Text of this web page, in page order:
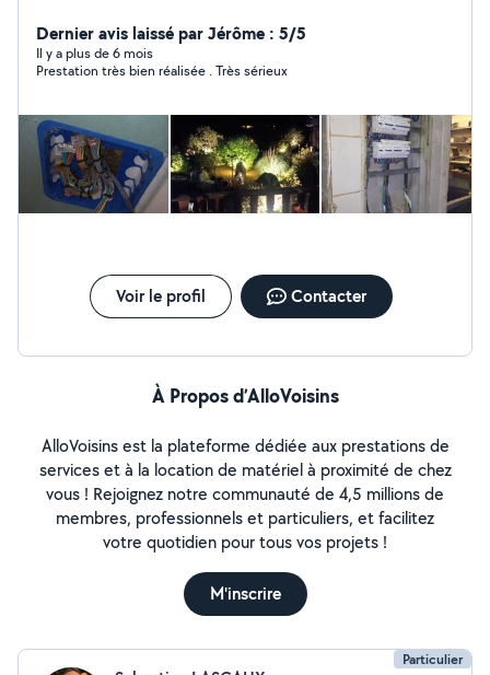
Dernier avis laissé par Jérôme : 5/5
Il y a plus de 6 mois
Prestation très bien réalisée . Très sérieux
Voir le profil Contacter
À Propos d’AlloVoisins
AlloVoisins est la plateforme dédiée aux prestations de
services et à la location de matériel à proximité de chez
vous ! Rejoignez notre communauté de 4,5 millions de
membres, professionnels et particuliers, et facilitez
votre quotidien pour tous vos projets !
M'inscrire
Particulier